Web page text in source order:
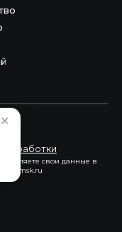
обработки
свои данные в
✕